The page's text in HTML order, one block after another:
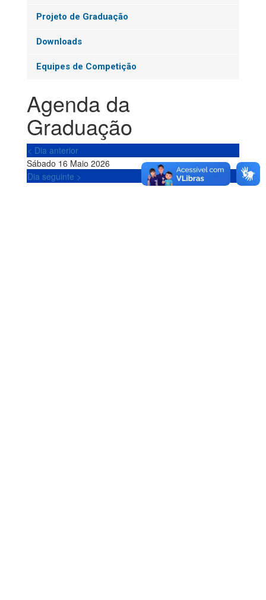
Projeto de Graduação
Downloads
Equipes de Competição
Agenda da
Graduação
< Dia anterior
Sábado 16 Maio 2026
Dia seguinte >